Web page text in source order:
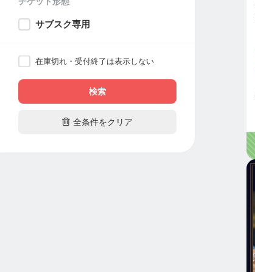
サブスク専用
在庫切れ・受付終了は表示しない
検索
 全条件をクリア